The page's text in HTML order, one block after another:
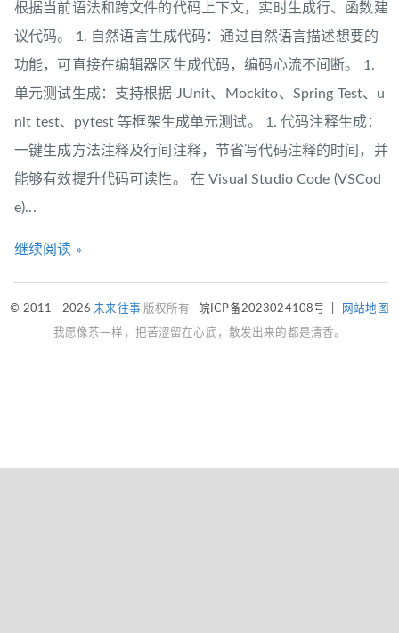
根据当前语法和跨文件的代码上下文，实时生成行、函数建
议代码。 1. 自然语言生成代码：通过自然语言描述想要的
功能，可直接在编辑器区生成代码，编码心流不间断。 1.
单元测试生成：支持根据 JUnit、Mockito、Spring Test、u
nit test、pytest 等框架生成单元测试。 1. 代码注释生成：
一键生成方法注释及行间注释，节省写代码注释的时间，并
能够有效提升代码可读性。 在 Visual Studio Code (VSCod
e)...
继续阅读 »
© 2011 - 2026未来往事 版权所有 皖ICP备2023024108号 网站地图
我愿像茶一样，把苦涩留在心底，散发出来的都是清香。